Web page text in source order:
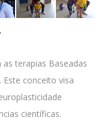
as terapias Baseadas
Este conceito visa
científicas.